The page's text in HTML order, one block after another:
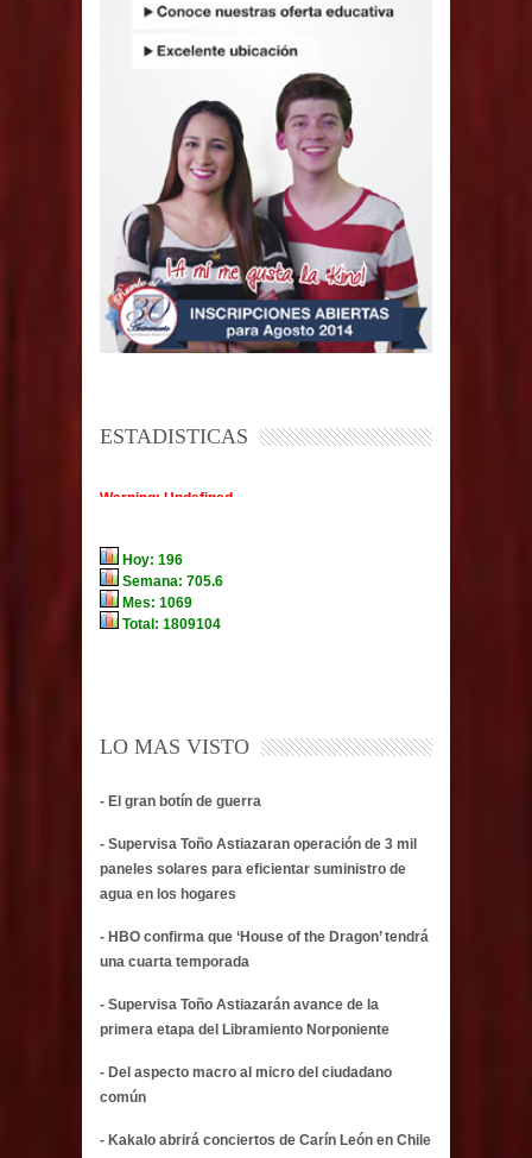
ESTADISTICAS
LO MAS VISTO
- El gran botín de guerra
- Supervisa Toño Astiazaran operación de 3 mil
paneles solares para eficientar suministro de
agua en los hogares
- HBO confirma que ‘House of the Dragon’ tendrá
una cuarta temporada
- Supervisa Toño Astiazarán avance de la
primera etapa del Libramiento Norponiente
- Del aspecto macro al micro del ciudadano
común
- Kakalo abrirá conciertos de Carín León en Chile